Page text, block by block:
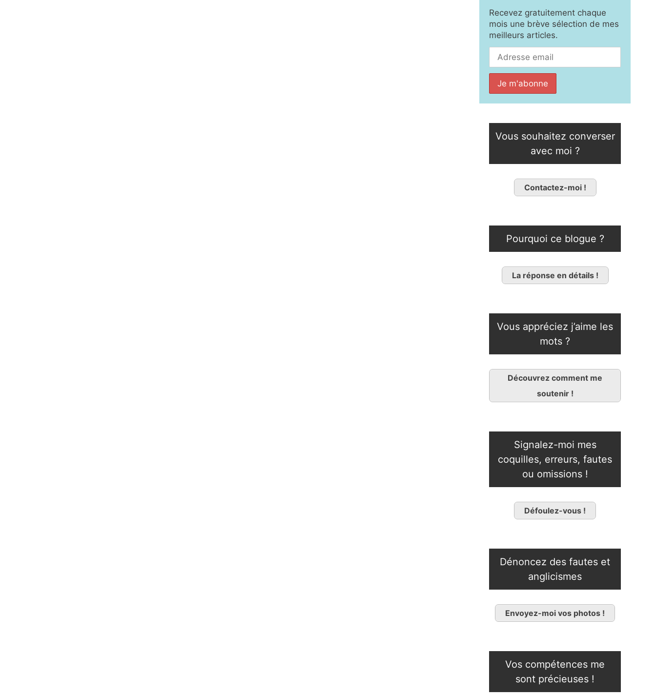
Recevez gratuitement chaque
mois une brève sélection de mes
meilleurs articles.
Vous souhaitez converser
avec moi ?
Contactez-moi !
Pourquoi ce blogue ?
La réponse en détails !
Vous appréciez j’aime les
mots ?
Découvrez comment me
soutenir !
Signalez-moi mes
coquilles, erreurs, fautes
ou omissions !
Défoulez-vous !
Dénoncez des fautes et
anglicismes
Envoyez-moi vos photos !
Vos compétences me
sont précieuses !